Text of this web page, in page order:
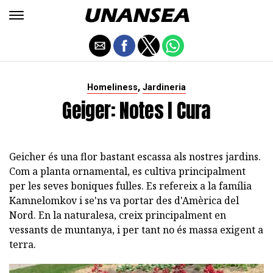
Homeliness, Jardineria
Geiger: Notes I Cura
Geicher és una flor bastant escassa als nostres jardins.
Com a planta ornamental, es cultiva principalment
per les seves boniques fulles. Es refereix a la família
Kamnelomkov i se'ns va portar des d'Amèrica del
Nord. En la naturalesa, creix principalment en
vessants de muntanya, i per tant no és massa exigent a
terra.